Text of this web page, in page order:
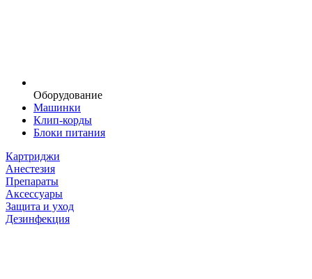
Оборудование
Машинки
Клип-корды
Блоки питания
Картриджи
Анестезия
Препараты
Аксессуары
Защита и уход
Дезинфекция